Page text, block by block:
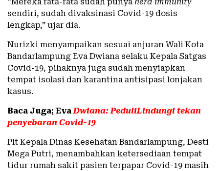
“Mereka rata-rata sudah punya herd immunity
sendiri, sudah divaksinasi Covid-19 dosis
lengkap,” ujar dia.
Nurizki menyampaikan sesuai anjuran Wali Kota
Bandarlampung Eva Dwiana selaku Kepala Satgas
Covid-19, pihaknya juga sudah menyiapkan
tempat isolasi dan karantina antisipasi lonjakan
kasus.
Baca Juga; EvaDwiana: PeduliLindungi tekan
penyebaran Covid-19
Plt Kepala Dinas Kesehatan Bandarlampung, Desti
Mega Putri, menambahkan ketersediaan tempat
tidur rumah sakit pasien terpapar Covid-19 masih